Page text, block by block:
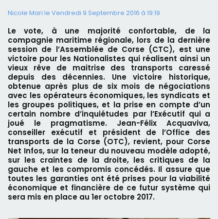
Nicole Mari le Vendredi 9 Septembre 2016 à 19:19
Le vote, à une majorité confortable, de la
compagnie maritime régionale, lors de la dernière
session de l’Assemblée de Corse (CTC), est une
victoire pour les Nationalistes qui réalisent ainsi un
vieux rêve de maitrise des transports caressé
depuis des décennies. Une victoire historique,
obtenue après plus de six mois de négociations
avec les opérateurs économiques, les syndicats et
les groupes politiques, et la prise en compte d’un
certain nombre d’inquiétudes par l’Exécutif qui a
joué le pragmatisme. Jean-Félix Acquaviva,
conseiller exécutif et président de l’Office des
transports de la Corse (OTC), revient, pour Corse
Net Infos, sur la teneur du nouveau modèle adopté,
sur les craintes de la droite, les critiques de la
gauche et les compromis concédés. Il assure que
toutes les garanties ont été prises pour la viabilité
économique et financière de ce futur système qui
sera mis en place au 1er octobre 2017.